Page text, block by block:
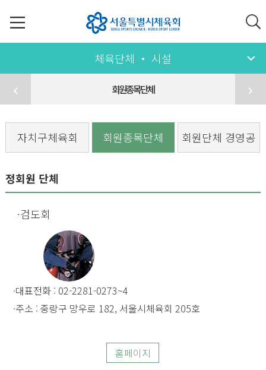
체육단체 ‧ 시설
회원종목단체
자치구체육회 회원종목단체
회원단체 경영공
정회원 단체
검도회
대표전화 : 02-2281-0273~4
주소 : 중랑구 망우로 182, 서울시체육회 205호
홈페이지